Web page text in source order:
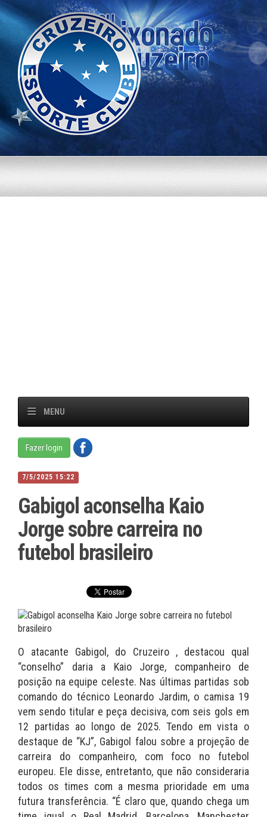
MENU
Fazer login
7/5/2025 15:22
Gabigol aconselha Kaio
Jorge sobre carreira no
futebol brasileiro
O atacante Gabigol, do Cruzeiro , destacou qual
“conselho” daria a Kaio Jorge, companheiro de
posição na equipe celeste. Nas últimas partidas sob
comando do técnico Leonardo Jardim, o camisa 19
vem sendo titular e peça decisiva, com seis gols em
12 partidas ao longo de 2025. Tendo em vista o
destaque de “KJ”, Gabigol falou sobre a projeção de
carreira do companheiro, com foco no futebol
europeu. Ele disse, entretanto, que não consideraria
todos os times com a mesma prioridade em uma
futura transferência. “É claro que, quando chega um